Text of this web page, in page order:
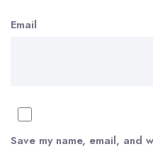
Email
Save my name, email, and